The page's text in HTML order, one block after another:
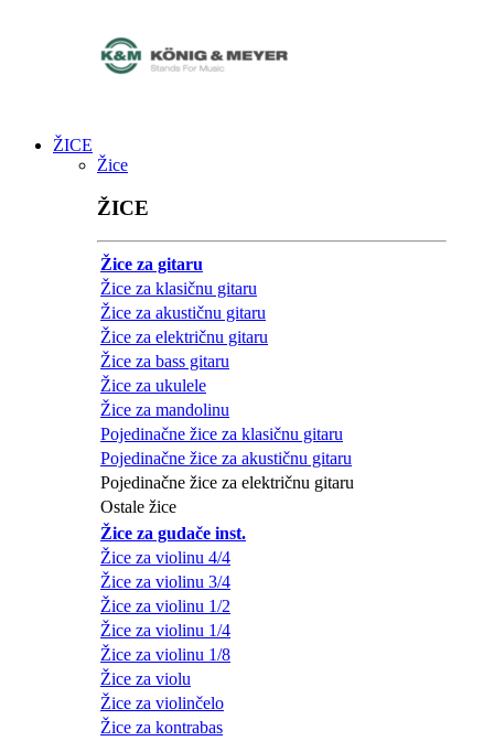
ŽICE
Žice
ŽICE
Žice za gitaru
Žice za klasičnu gitaru
Žice za akustičnu gitaru
Žice za električnu gitaru
Žice za bass gitaru
Žice za ukulele
Žice za mandolinu
Pojedinačne žice za klasičnu gitaru
Pojedinačne žice za akustičnu gitaru
Pojedinačne žice za električnu gitaru
Ostale žice
Žice za gudače inst.
Žice za violinu 4/4
Žice za violinu 3/4
Žice za violinu 1/2
Žice za violinu 1/4
Žice za violinu 1/8
Žice za violu
Žice za violinčelo
Žice za kontrabas